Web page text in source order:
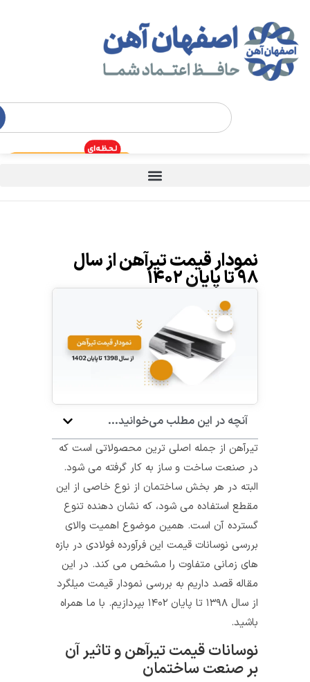
نمودار قیمت تیرآهن از سال
آنچه در این مطلب می‌خوانید...
تیرآهن از جمله اصلی‌ ترین محصولاتی است که
در صنعت ساخت و ساز به کار گرفته می‌ شود.
البته در هر بخش ساختمان از نوع خاصی از این
مقطع استفاده می‌ شود، که نشان دهنده تنوع
گسترده آن است. همین موضوع اهمیت والای
بررسی نوسانات قیمت این فرآورده فولادی در بازه‌
های زمانی متفاوت را مشخص می کند. در این
مقاله قصد داریم به بررسی نمودار قیمت میلگرد
از سال ۱۳۹۸ تا پایان ۱۴۰۲ بپردازیم. با ما همراه
نوسانات قیمت تیرآهن و تاثیر آن
بر صنعت ساختمان